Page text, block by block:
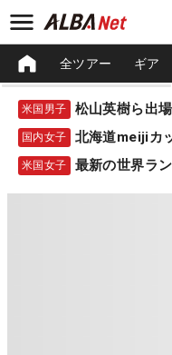
全ツアー ギア
米国男子
国内女子 北海道meijiカ
米国女子 最新の世界ラ